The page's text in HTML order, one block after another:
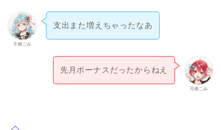
不燃ごみ
支出また増えちゃったなあ
可燃ごみ
先月ボーナスだったからねえ